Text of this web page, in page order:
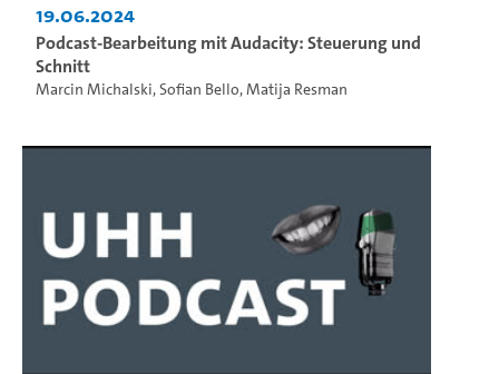
19.06.2024
Podcast-Bearbeitung mit Audacity: Steuerung und
Schnitt
Marcin Michalski,Sofian Bello,Matija Resman